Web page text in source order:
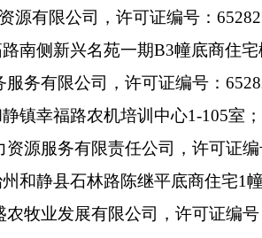
源有限公司，许可证编号：
南侧新兴名苑一期B3幢底商住
服务有限公司，许可证编号：
镇幸福路农机培训中心1-105室；
资源服务有限责任公司 ，许可证
和静县石林路陈继平底商住宅1
农牧业发展有限公司，许可证编